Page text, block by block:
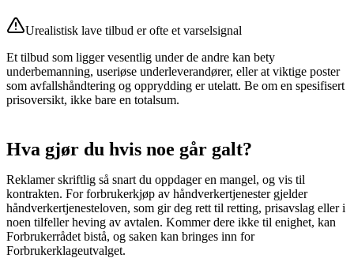
Urealistisk lave tilbud er ofte et varselsignal
Et tilbud som ligger vesentlig under de andre kan bety
underbemanning, useriøse underleverandører, eller at viktige poster
som avfallshåndtering og opprydding er utelatt. Be om en spesifisert
prisoversikt, ikke bare en totalsum.
Hva gjør du hvis noe går galt?
Reklamer skriftlig så snart du oppdager en mangel, og vis til
kontrakten. For forbrukerkjøp av håndverkertjenester gjelder
håndverkertjenesteloven, som gir deg rett til retting, prisavslag eller i
noen tilfeller heving av avtalen. Kommer dere ikke til enighet, kan
Forbrukerrådet bistå, og saken kan bringes inn for
Forbrukerklageutvalget.